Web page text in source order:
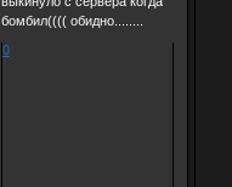
бомбил(((( обидно........
0